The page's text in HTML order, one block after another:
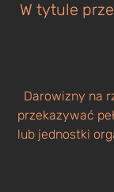
W tytule
Darowizny na
przekazywać
lub jednostki